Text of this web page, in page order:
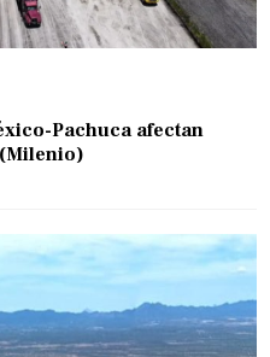
Pachuca afectan